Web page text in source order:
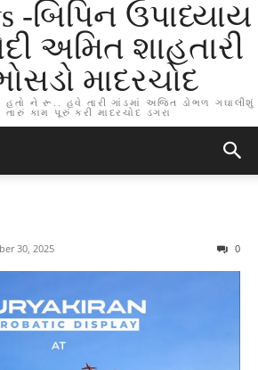
-બિપિન ઉપાધ્યાય
અમિત શાહતારી
માદરચોદ
હતો ને રૂ.. હવે તારી ગાંડમાં અજિત ડોભળ ગઘાલીશું
કામ પૂરું કરી માદરચોદ ડગરા
30, 2025 0